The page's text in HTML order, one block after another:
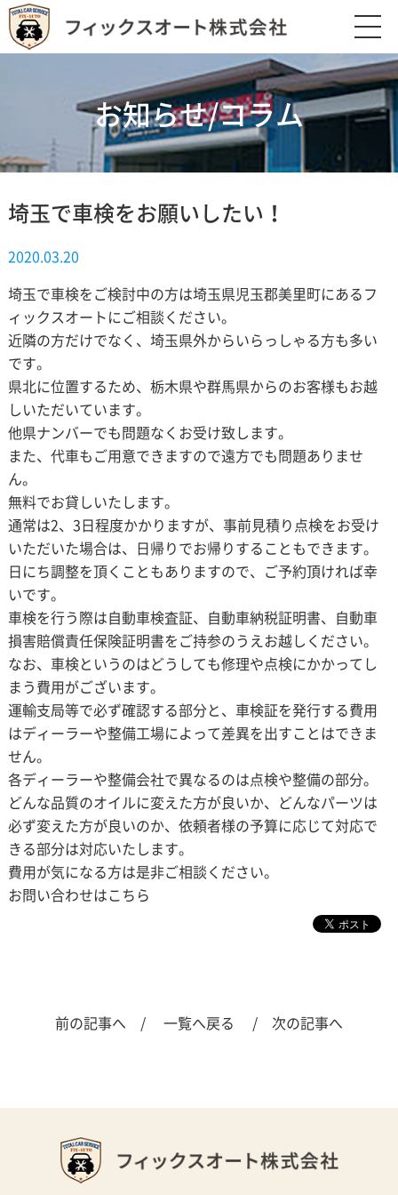
お知らせ/コラム
埼玉で車検をお願いしたい！
2020.03.20
埼玉で車検をご検討中の方は埼玉県児玉郡美里町にあるフ
ィックスオートにご相談ください。
近隣の方だけでなく、埼玉県外からいらっしゃる方も多い
です。
県北に位置するため、栃木県や群馬県からのお客様もお越
しいただいています。
他県ナンバーでも問題なくお受け致します。
また、代車もご用意できますので遠方でも問題ありませ
ん。
無料でお貸しいたします。
通常は2、3日程度かかりますが、事前見積り点検をお受け
いただいた場合は、日帰りでお帰りすることもできます。
日にち調整を頂くこともありますので、ご予約頂ければ幸
いです。
車検を行う際は自動車検査証、自動車納税証明書、自動車
損害賠償責任保険証明書をご持参のうえお越しください。
なお、車検というのはどうしても修理や点検にかかってし
まう費用がございます。
運輸支局等で必ず確認する部分と、車検証を発行する費用
はディーラーや整備工場によって差異を出すことはできま
せん。
各ディーラーや整備会社で異なるのは点検や整備の部分。
どんな品質のオイルに変えた方が良いか、どんなパーツは
必ず変えた方が良いのか、依頼者様の予算に応じて対応で
きる部分は対応いたします。
費用が気になる方は是非ご相談ください。
お問い合わせはこちら
前の記事へ / 一覧へ戻る / 次の記事へ